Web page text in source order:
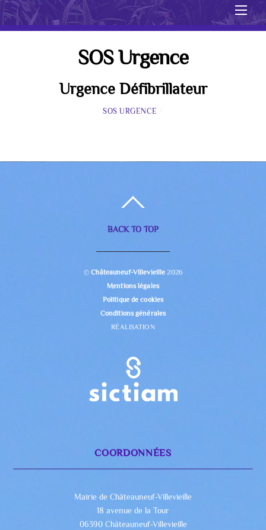
SOS Urgence
Urgence Défibrillateur
SOS URGENCE
BACK TO TOP
©Châteauneuf-Villevieille 2026
Mentions légales
Politique de cookies
Conditions générales
RÉALISATION
COORDONNÉES
Mairie de Châteauneuf-Villevieille
18 avenue de la Tour
06390 Châteauneuf-Villevieille